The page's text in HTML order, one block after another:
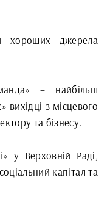
хороших джерела
– найбільш
вихідці з місцевого
та бізнесу.
у Верховній Раді,
капітал та